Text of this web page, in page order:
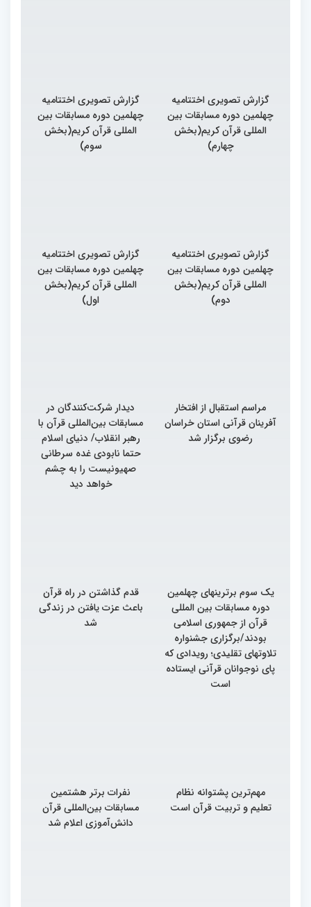
گزارش تصویری اختتامیه
چهلمین دوره مسابقات بین
المللی قرآن کریم(بخش
چهارم)
گزارش تصویری اختتامیه
چهلمین دوره مسابقات بین
المللی قرآن کریم(بخش
سوم)
گزارش تصویری اختتامیه
چهلمین دوره مسابقات بین
المللی قرآن کریم(بخش
دوم)
گزارش تصویری اختتامیه
چهلمین دوره مسابقات بین
المللی قرآن کریم(بخش
اول)
مراسم استقبال از افتخار
آفرینان قرآنی استان خراسان
رضوی برگزار شد
دیدار شرکت‌کنندگان در
مسابقات بین‌المللی قرآن با
رهبر انقلاب/ دنیای اسلام
حتما نابودی غده سرطانی
صهیونیست را به چشم
خواهد دید
یک سوم برترینهای چهلمین
دوره مسابقات بین المللی
قرآن از جمهوری اسلامی
بودند/برگزاری جشنواره
تلاوتهای تقلیدی؛ رویدادی که
پای نوجوانان قرآنی ایستاده
است
قدم گذاشتن در راه قرآن
باعث عزت یافتن در زندگی
شد
مهم‌ترین پشتوانه نظام
تعلیم و تربیت قرآن است
نفرات برتر هشتمین
مسابقات بین‌المللی قرآن
دانش‌آموزی اعلام شد